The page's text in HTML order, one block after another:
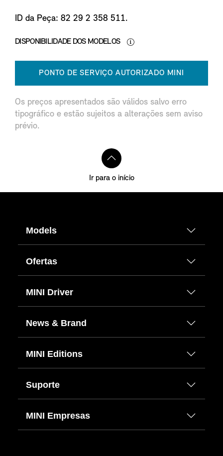
ID da Peça: 82 29 2 358 511.
DISPONIBILIDADE DOS MODELOS
PONTO DE SERVIÇO AUTORIZADO MINI
Os preços apresentados são válidos salvo erro
tipográfico e estão sujeitos a alterações sem aviso
prévio.
Ir para o início
Models
Ofertas
MINI Driver
News & Brand
MINI Editions
Suporte
MINI Empresas